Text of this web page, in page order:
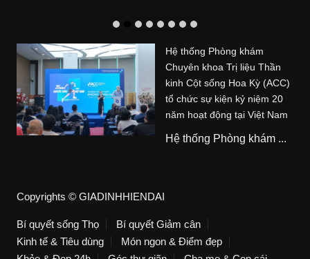
Hệ thống Phòng khám
Chuyên khoa Trị liệu Thần
kinh Cột sống Hoa Kỳ (ACC)
tổ chức sự kiện kỷ niệm 20
năm hoạt động tại Việt Nam
Hệ thống Phòng khám ...
Copyrights © GIADINHHIENDAI
Bí quyết sống Thọ
Bí quyết Giảm cân
Kinh tế & Tiêu dùng
Món ngon & Điểm đẹp